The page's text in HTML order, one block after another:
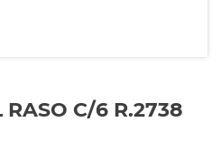
RASO C/6 R.2738